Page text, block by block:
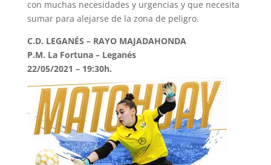
con muchas necesidades y urgencias y que necesita
sumar para alejarse de la zona de peligro.
C.D. LEGANÉS – RAYO MAJADAHONDA
P.M. La Fortuna – Leganés
22/05/2021 – 19:30h.